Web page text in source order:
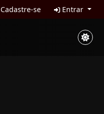
Cadastre-se
Entrar